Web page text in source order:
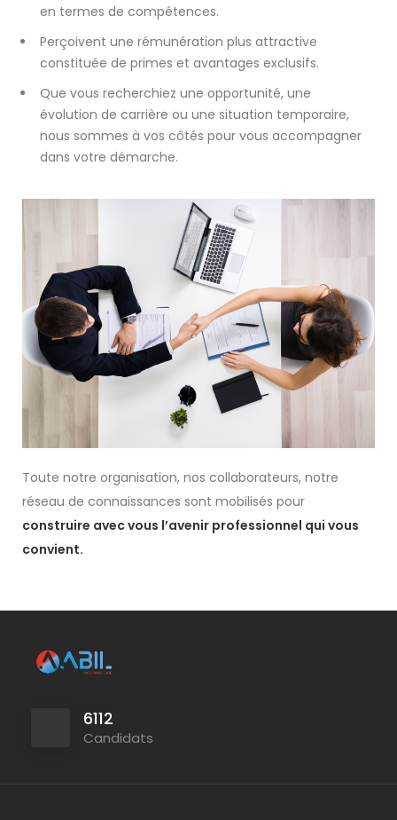
en termes de compétences.
Perçoivent une rémunération plus attractive
constituée de primes et avantages exclusifs.
Que vous recherchiez une opportunité, une
évolution de carrière ou une situation temporaire,
nous sommes à vos côtés pour vous accompagner
dans votre démarche.
Toute notre organisation, nos collaborateurs, notre
réseau de connaissances sont mobilisés pour
construire avec vous l’avenir professionnel qui vous
convient.
6112
Candidats